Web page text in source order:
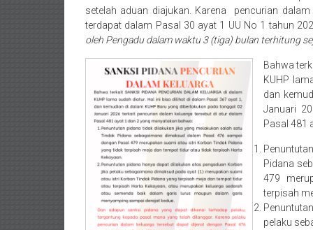
Bekasi/Jakarta
selatan/
Jakarta
Utara/
Jakarta
Pusat/
Karawang/
Lampung
Barat/
Lampung
Timur/Lampung/
Jambi/
Bengkulu/
Medan/
setelah aduan diajukan. Karena pencurian
terdapat dalam Pasal 30 ayat 1 UU No 1 tahun
oleh Pengadu dalam waktu 3 (tiga) bulan terhitung
Bahwa
KUHP
dan
Januari
Pasal 481
Penuntutan
Pidana
479
terpisah
Penuntutan
pelaku